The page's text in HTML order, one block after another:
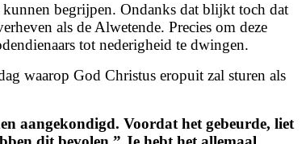
begrijpen. Ondanks dat blijkt toch dat
als de Alwetende. Precies om deze
tot nederigheid te dwingen.
waarop God Christus eropuit zal sturen als
aangekondigd. Voordat het gebeurde, liet